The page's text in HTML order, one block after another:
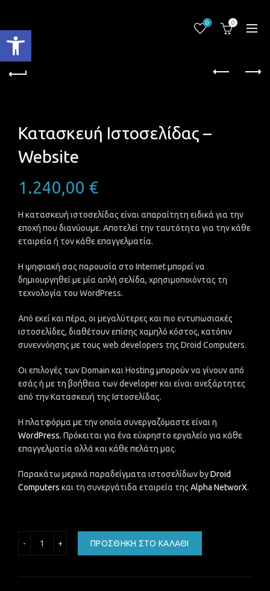
Ανοίξτε τη γραμμή εργαλείων
0 0
Κατασκευή Ιστοσελίδας –
Website
1.240,00 €
Η κατασκευή ιστοσελίδας είναι απαραίτητη ειδικά για την
εποχή που διανύουμε. Αποτελεί την ταυτότητα για την κάθε
εταιρεία ή τον κάθε επαγγελματία.
Η ψηφιακή σας παρουσία στο Internet μπορεί να
δημιουργηθεί με μία απλή σελίδα, χρησιμοποιόντας τη
τεχνολογία του WordPress.
Από εκεί και πέρα, οι μεγαλύτερες και πιο εντυπωσιακές
ιστοσελίδες, διαθέτουν επίσης χαμηλό κόστος, κατόπιν
συνεννόησης με τους web developers της Droid Computers.
Οι επιλογές των Domain και Hosting μπορούν να γίνουν από
εσάς ή με τη βοήθεια των developer και είναι ανεξάρτητες
από την Κατασκευή της Ιστοσελίδας.
Η πλατφόρμα με την οποία συνεργαζόμαστε είναι η
WordPress. Πρόκειται για ένα εύχρηστο εργαλείο για κάθε
επαγγελματία αλλά και κάθε πελάτη μας.
Παρακάτω μερικά παραδείγματα ιστοσελίδων byDroid
Computers και τη συνεργάτιδα εταιρεία της Alpha NetworX.
ΠΡΟΣΘΉΚΗ ΣΤΟ ΚΑΛΆΘΙ